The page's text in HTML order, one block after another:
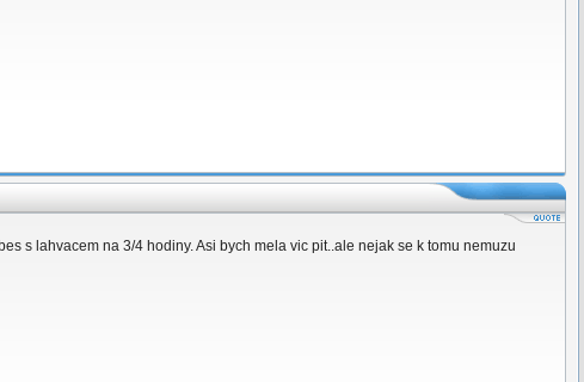
s lahvacem na 3/4 hodiny. Asi bych mela vic pit..ale nejak se k tomu nemuzu